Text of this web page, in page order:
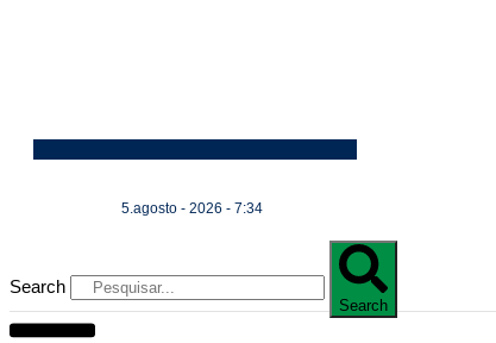
5.agosto - 2026 - 7:34
Search
Search